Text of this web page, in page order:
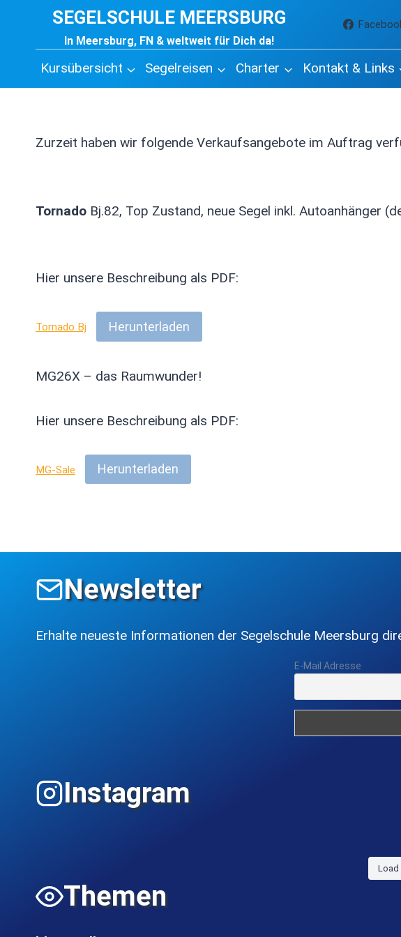
springen
SEGELSCHULE MEERSBURG
In Meersburg, FN & weltweit für Dich da!
Kursübersicht Segelreisen Charter Kontakt & Links
Zurzeit haben wir folgende Verkaufsangebote im Auftrag
Tornado Bj.82, Top Zustand, neue Segel inkl. Autoanhänger
Hier unsere Beschreibung als PDF:
Tornado Bj Herunterladen
MG26X – das Raumwunder!
Hier unsere Beschreibung als PDF:
MG-Sale Herunterladen
Newsletter
Erhalte neueste Informationen der Segelschule Meersburg
E-Mail Adresse
Instagram
Load
Themen